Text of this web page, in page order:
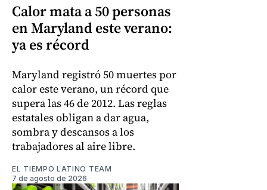
Calor mata a 50 personas
en Maryland este verano:
ya es récord
Maryland registró 50 muertes por
calor este verano, un récord que
supera las 46 de 2012. Las reglas
estatales obligan a dar agua,
sombra y descansos a los
trabajadores al aire libre.
EL TIEMPO LATINO TEAM
7 de agosto de 2026